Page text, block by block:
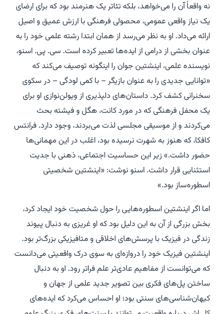
نه واقعاً آن را می‌خواهد، بلکه تئاتر یک هنرمند بود که برای ارضای
یک نیاز واقعی عمومی، محصولی فرهنگی با ارزش عمیق و اصیل
ارائه می‌داد. او به نظر می‌رسد از همان ابتدا رشته علمی خود را به
عنوان بخشی از درامی از ایده‌ها تعبیر کرده است. سی. پی. اسنو،
نویسنده علمی، اینشتین جوان را اینگونه توصیف می‌کند که
«توانایی جدیدی را به عنوان بازیگر – با کمی لودگی – در سکوی
سخنرانی کشف کرد. داستان‌های دلپذیری از ویولن‌نوازی او برای
یک محفل فرهنگی که در مورد کانت، هگل و فیشته بحث
می‌کردند و از موسیقی مجلسی لذت می‌بردند، وجود دارد. فرانتس
کافکا، که هنوز به شهرت نرسیده بود، اغلب در این مهمانی‌ها
حضور داشت.» زیر این حساسیت اجتماعی، ذهنی با جدیت
استثنایی قرار داشت. اسنو نوشت: «اینشتین شخصیتی
اسطوره‌ساز بود.»
اما اگر اینشتین اسطوره‌هایی را حول شخصیت خود ایجاد کرد،
بخش بزرگی از آن به این دلیل بود که او غریزی به دنبال پیوند
زندگی در فیزیک با پرسش‌های اخلاقی و متافیزیکی بزرگ‌تر بود.
اینشتین فیزیک خود را دروازه‌ای به سوی درک واقعیتی می‌دانست
که می‌توانست از مفاهیم عادی‌تر علم فراتر رود. او به دنبال
ساختن پل‌های فکری بین تصویر جدید علمی از جهان و
کیهان‌شناسی‌های سنتی بود؛ او احساس می‌کرد که ایده‌های